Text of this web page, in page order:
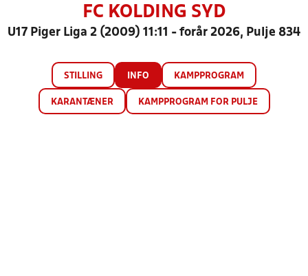
FC KOLDING SYD
U17 Piger Liga 2 (2009) 11:11 - forår 2026, Pulje 834
STILLING INFO KAMPPROGRAM
KARANTÆNER KAMPPROGRAM FOR PULJE